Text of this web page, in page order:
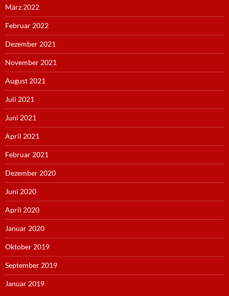
März 2022
Februar 2022
Dezember 2021
November 2021
August 2021
Juli 2021
Juni 2021
April 2021
Februar 2021
Dezember 2020
Juni 2020
April 2020
Januar 2020
Oktober 2019
September 2019
Januar 2019